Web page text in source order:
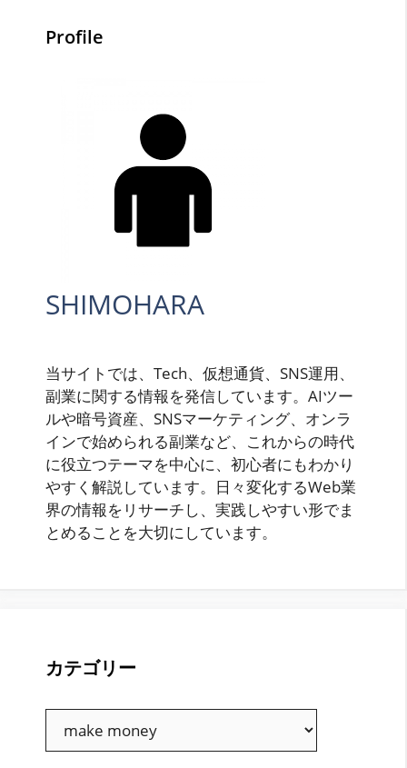
Profile
SHIMOHARA
当サイトでは、Tech、仮想通貨、SNS運用、
副業に関する情報を発信しています。AIツー
ルや暗号資産、SNSマーケティング、オンラ
インで始められる副業など、これからの時代
に役立つテーマを中心に、初心者にもわかり
やすく解説しています。日々変化するWeb業
界の情報をリサーチし、実践しやすい形でま
とめることを大切にしています。
カテゴリー